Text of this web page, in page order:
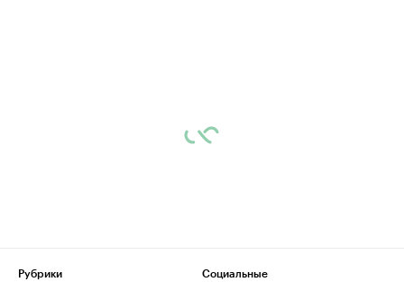
Рубрики
Социальные